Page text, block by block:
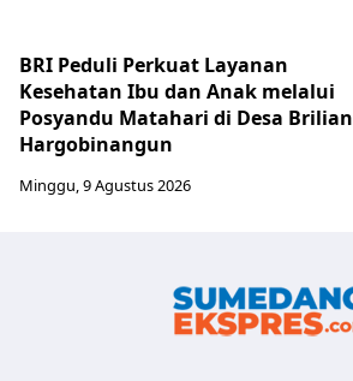
BRI Peduli Perkuat Layanan
Kesehatan Ibu dan Anak melalui
Posyandu Matahari di Desa Brilian
Hargobinangun
Minggu, 9 Agustus 2026